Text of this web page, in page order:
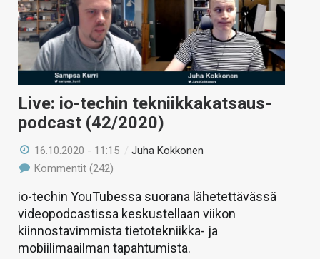
Live: io-techin tekniikkakatsaus-
podcast (42/2020)
16.10.2020 - 11:15 /Juha Kokkonen
Kommentit (242)
io-techin YouTubessa suorana lähetettävässä
videopodcastissa keskustellaan viikon
kiinnostavimmista tietotekniikka- ja
mobiilimaailman tapahtumista.